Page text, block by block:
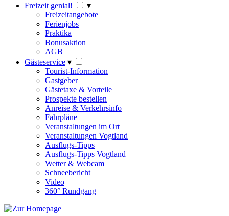
Freizeit genial!
▾
Freizeitangebote
Ferienjobs
Praktika
Bonusaktion
AGB
Gästeservice ▾
Tourist-Information
Gastgeber
Gästetaxe & Vorteile
Prospekte bestellen
Anreise & Verkehrsinfo
Fahrpläne
Veranstaltungen im Ort
Veranstaltungen Vogtland
Ausflugs-Tipps
Ausflugs-Tipps Vogtland
Wetter & Webcam
Schneebericht
Video
360° Rundgang